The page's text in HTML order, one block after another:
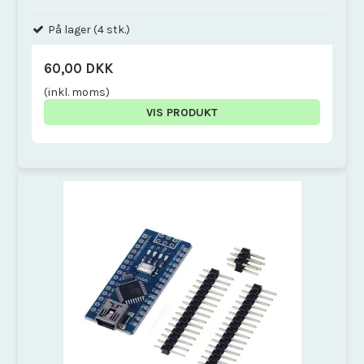
På lager (4 stk.)
60,00 DKK
(inkl. moms)
VIS PRODUKT